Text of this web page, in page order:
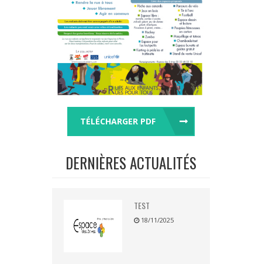
TÉLÉCHARGER PDF
DERNIÈRES ACTUALITÉS
TEST
18/11/2025